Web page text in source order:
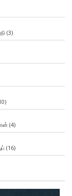
(3)
(4)
(16)